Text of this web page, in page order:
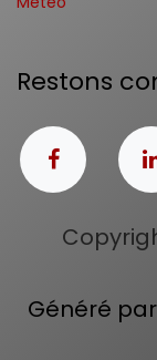
Restons
Généré par